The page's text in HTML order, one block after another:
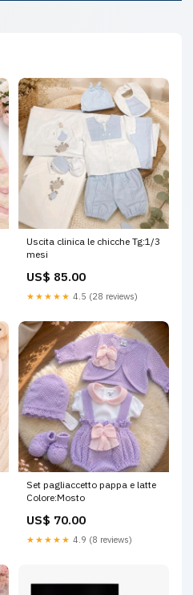
Uscita clinica le chicche Tg:1/3
mesi
US$ 85.00
★★★★★ 4.5 (28 reviews)
Set pagliaccetto pappa e latte
Colore:Mosto
US$ 70.00
★★★★★ 4.9 (8 reviews)